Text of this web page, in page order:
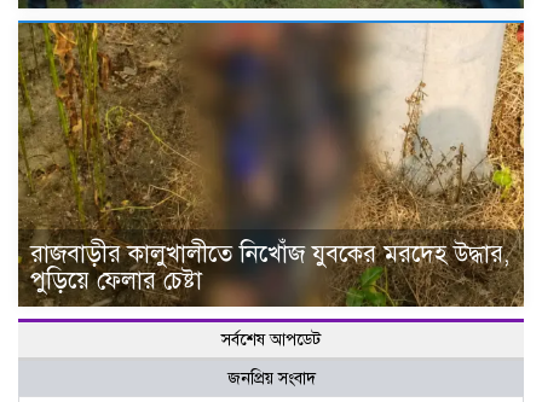
রাজবাড়ীর কালুখালীতে নিখোঁজ যুবকের মরদেহ উদ্ধার,
পুড়িয়ে ফেলার চেষ্টা
সর্বশেষ আপডেট
জনপ্রিয় সংবাদ